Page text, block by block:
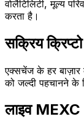
वोलैटिलिटी, मूल्य
करता है।
सक्रिय
एक्सचेंज के हर बाज़ार
को जल्दी पहचानने
लाइव MEXC